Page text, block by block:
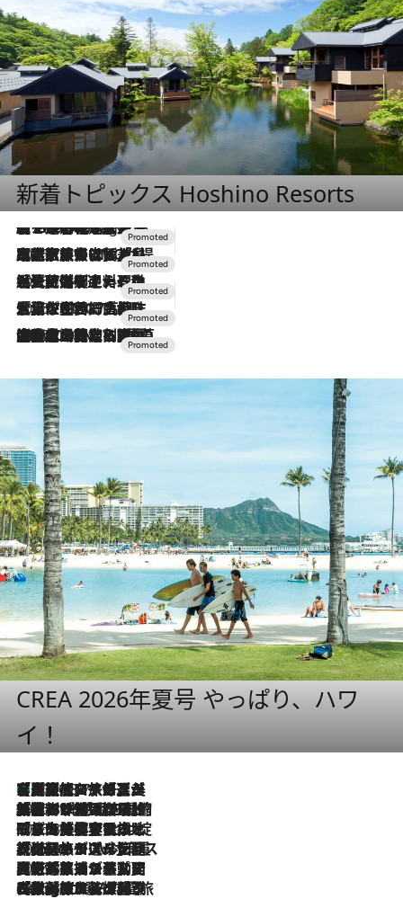
新着トピックス Hoshino Resorts
10 Hours Ago
【トンボの足水浴】ヒノキの香りに包まれて涼感マックス！約13℃の湧水かけ流しを避暑地「星野温泉 トンボの湯」で体験
2026.7.31
【ホテル帰省】という選択肢をOMOが提案。家族とほどよい距離を保つには「昼は実家、夜は気兼ねなくホテルで！」
2026.7.24
【夏限定ディナーコース】旬を迎える稚鮎や花ズッキーニなどをイタリア・トスカーナの郷土料理の手法で満喫！
2026.7.17
「土佐和ハーブかき氷」がOMO7高知に登場！生姜、山椒、大葉など目にも舌にも涼を呼ぶ郷土の味
2026.7.10
NEW OPEN！【界 草津】名湯の地に誕生。趣の異なる2種の温泉と上州ならではの会席・蕎麦割烹など美食を味わう究極の癒やし旅
CREA 2026年夏号 やっぱり、ハワ
イ！
2026.8.7
【厳選旅コスメ】「多機能アイテムがメイン！」旅好き美容エディターが選んだ夏旅ベストコスメを発表【Mサイズジップ】
2026.8.6
「荷物が増えるほど旅ストレスは増す」美容ジャーナリストがたどり着いた最終結論。“化粧品を劇的に減らす”感動の凝縮美容とは
2026.8.6
「旅先には金髪ウィッグを持参」日本と同じメイクでは損してる!? 美容ジャーナリストが提案する“掟破りの旅美容”とは
2026.8.6
【厳選旅コスメ】「身軽さ＆UV対策重視！」ヘアアーティストshucoが選んだ夏旅ベストコスメを発表【Mサイズジップ】
2026.8.5
【厳選旅コスメ】国内をあちこち移動する河井菜摘が選んだ夏旅ベストコスメ発表！「リラックスアイテムはマスト」【Mサイズジップ】
2026.8.4
【厳選旅コスメ】「紫外線＆乾燥対策しながらメイク感も！」ヘア＆メイクGeorgeが選んだ夏旅ベストコスメを発表！【Mサイズジップ】